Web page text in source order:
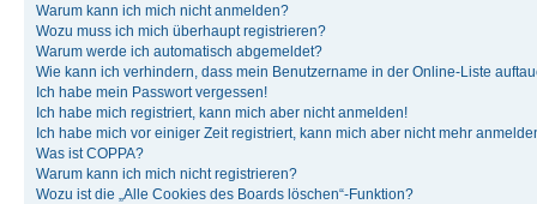
Warum kann ich mich nicht anmelden?
Wozu muss ich mich überhaupt registrieren?
Warum werde ich automatisch abgemeldet?
Wie kann ich verhindern, dass mein Benutzername in der Online-Liste
Ich habe mein Passwort vergessen!
Ich habe mich registriert, kann mich aber nicht anmelden!
Ich habe mich vor einiger Zeit registriert, kann mich aber nicht mehr
Was ist COPPA?
Warum kann ich mich nicht registrieren?
Wozu ist die „Alle Cookies des Boards löschen“-Funktion?